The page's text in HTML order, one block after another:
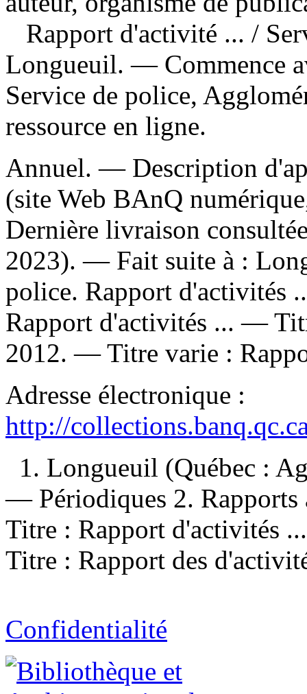
Rapport d'activité ... /
Longueuil. — Commence
Service de police,
ressource en ligne.
Annuel. — Description
(site Web BAnQ
Dernière livraison
2023). — Fait suite à :
police. Rapport
Rapport d'activités ... —
2012. —Titre varie :
Adresse électronique :
http://
1. Longueuil (Québec :
— Périodiques 2. Rapports
Titre : Rapport d'activités
Titre : Rapport des
Confidentialité